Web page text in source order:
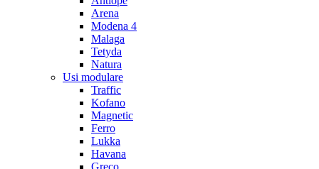
Arena
Modena 4
Malaga
Tetyda
Natura
Usi modulare
Traffic
Kofano
Magnetic
Ferro
Lukka
Havana
Greco